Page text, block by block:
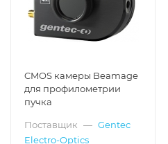
CMOS камеры Beamage
для профилометрии
пучка
Поставщик — Gentec
Electro-Optics